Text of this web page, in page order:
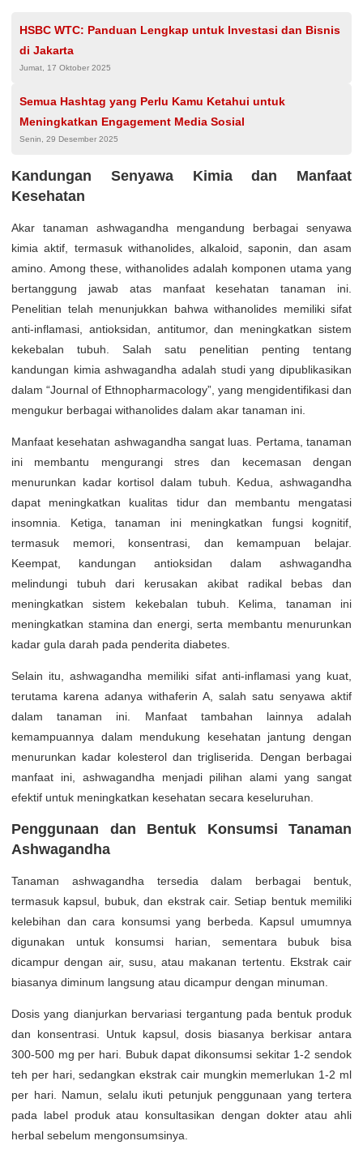
HSBC WTC: Panduan Lengkap untuk Investasi dan Bisnis
di Jakarta
Jumat, 17 Oktober 2025
Semua Hashtag yang Perlu Kamu Ketahui untuk
Meningkatkan Engagement Media Sosial
Senin, 29 Desember 2025
Kandungan Senyawa Kimia dan Manfaat
Kesehatan
Akar tanaman ashwagandha mengandung berbagai senyawa
kimia aktif, termasuk withanolides, alkaloid, saponin, dan asam
amino. Among these, withanolides adalah komponen utama yang
bertanggung jawab atas manfaat kesehatan tanaman ini.
Penelitian telah menunjukkan bahwa withanolides memiliki sifat
anti-inflamasi, antioksidan, antitumor, dan meningkatkan sistem
kekebalan tubuh. Salah satu penelitian penting tentang
kandungan kimia ashwagandha adalah studi yang dipublikasikan
dalam “Journal of Ethnopharmacology”, yang mengidentifikasi dan
mengukur berbagai withanolides dalam akar tanaman ini.
Manfaat kesehatan ashwagandha sangat luas. Pertama, tanaman
ini membantu mengurangi stres dan kecemasan dengan
menurunkan kadar kortisol dalam tubuh. Kedua, ashwagandha
dapat meningkatkan kualitas tidur dan membantu mengatasi
insomnia. Ketiga, tanaman ini meningkatkan fungsi kognitif,
termasuk memori, konsentrasi, dan kemampuan belajar.
Keempat, kandungan antioksidan dalam ashwagandha
melindungi tubuh dari kerusakan akibat radikal bebas dan
meningkatkan sistem kekebalan tubuh. Kelima, tanaman ini
meningkatkan stamina dan energi, serta membantu menurunkan
kadar gula darah pada penderita diabetes.
Selain itu, ashwagandha memiliki sifat anti-inflamasi yang kuat,
terutama karena adanya withaferin A, salah satu senyawa aktif
dalam tanaman ini. Manfaat tambahan lainnya adalah
kemampuannya dalam mendukung kesehatan jantung dengan
menurunkan kadar kolesterol dan trigliserida. Dengan berbagai
manfaat ini, ashwagandha menjadi pilihan alami yang sangat
efektif untuk meningkatkan kesehatan secara keseluruhan.
Penggunaan dan Bentuk Konsumsi Tanaman
Ashwagandha
Tanaman ashwagandha tersedia dalam berbagai bentuk,
termasuk kapsul, bubuk, dan ekstrak cair. Setiap bentuk memiliki
kelebihan dan cara konsumsi yang berbeda. Kapsul umumnya
digunakan untuk konsumsi harian, sementara bubuk bisa
dicampur dengan air, susu, atau makanan tertentu. Ekstrak cair
biasanya diminum langsung atau dicampur dengan minuman.
Dosis yang dianjurkan bervariasi tergantung pada bentuk produk
dan konsentrasi. Untuk kapsul, dosis biasanya berkisar antara
300-500 mg per hari. Bubuk dapat dikonsumsi sekitar 1-2 sendok
teh per hari, sedangkan ekstrak cair mungkin memerlukan 1-2 ml
per hari. Namun, selalu ikuti petunjuk penggunaan yang tertera
pada label produk atau konsultasikan dengan dokter atau ahli
herbal sebelum mengonsumsinya.